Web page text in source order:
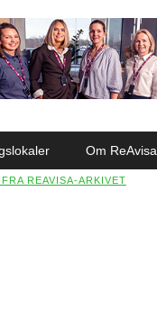
Om ReAvisa
REAVISA-ARKIVET